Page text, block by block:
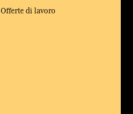
Offerte di lavoro